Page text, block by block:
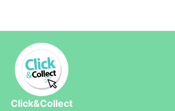
Click&Collect